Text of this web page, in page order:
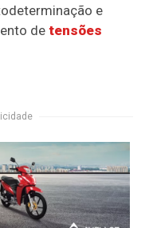
e
de tensões